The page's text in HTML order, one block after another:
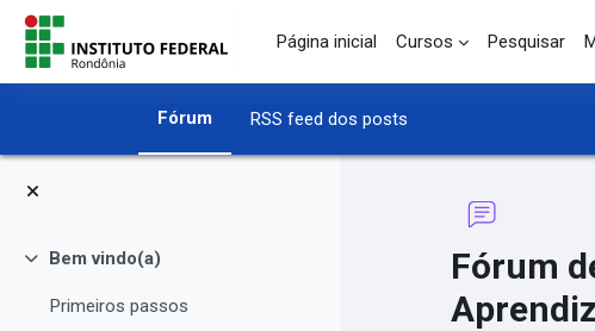
Ir para o conteúdo principal
Página inicial
Cursos Pesquisar
Fórum RSS feed dos posts
Contrair
Bem vindo(a)
Primeiros passos
Fórum